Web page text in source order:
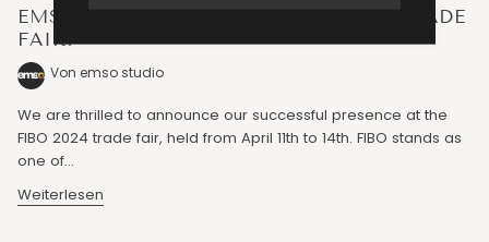
EMSO. MAKES WAVES AT FIBO 2024 TRADE
FAIR!
Von emso studio
We are thrilled to announce our successful presence at the
FIBO 2024 trade fair, held from April 11th to 14th. FIBO stands as
one of...
Weiterlesen